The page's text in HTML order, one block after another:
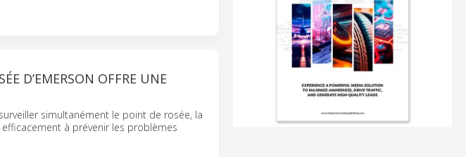
D’EMERSON OFFRE UNE
simultanément le point de rosée, la
à prévenir les problèmes